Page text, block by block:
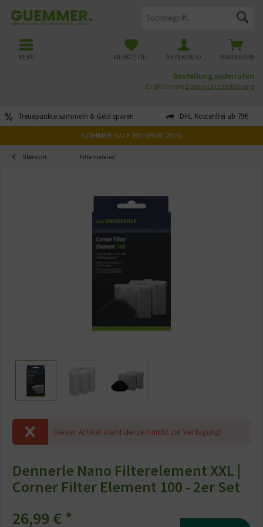
Treuepunkte sammeln & Geld sparen DHL Kostenfrei ab 79€
WARENKORB
MERKZETTEL MEIN KONTO
MENÜ
Bestellung widerrufen
Es gilt unsere Datenschutzerklärung
SOMMER SALE BIS 09.08.2026
Übersicht Filtermaterial
Dieser Artikel steht derzeit nicht zur Verfügung!
Dennerle Nano Filterelement XXL |
Corner Filter Element 100 - 2er Set
26,99 € *